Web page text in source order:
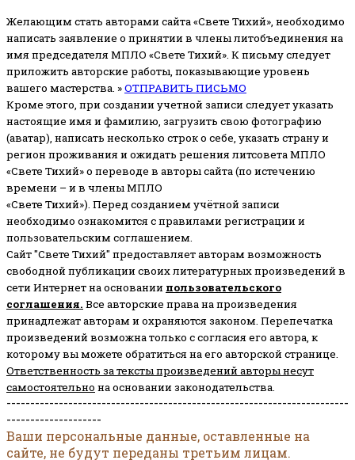
Желающим стать авторами сайта «Свете Тихий», необходимо
написать заявление о принятии в члены литобъединения на
имя председателя МПЛО «Свете Тихий». К письму следует
приложить авторские работы, показывающие уровень
вашего мастерства. »ОТПРАВИТЬ ПИСЬМО
Кроме этого, при создании учетной записи следует указать
настоящие имя и фамилию, загрузить свою фотографию
(аватар), написать несколько строк о себе, указать страну и
регион проживания и ожидать решения литсовета МПЛО
«Свете Тихий» о переводе в авторы сайта (по истечению
времени – и в члены МПЛО
«Свете Тихий»). Перед созданием учётной записи
необходимо ознакомится с правилами регистрации и
пользовательским соглашением.
Сайт "Свете Тихий" предоставляет авторам возможность
свободной публикации своих литературных произведений в
сети Интернет на основании пользовательского
соглашения. Все авторские права на произведения
принадлежат авторам и охраняются законом. Перепечатка
произведений возможна только с согласия его автора, к
которому вы можете обратиться на его авторской странице.
Ответственность за тексты произведений авторы несут
самостоятельно на основании законодательства.
------------------------------------------------------------------------
--------------------
Ваши персональные данные, оставленные на
сайте, не будут переданы третьим лицам.